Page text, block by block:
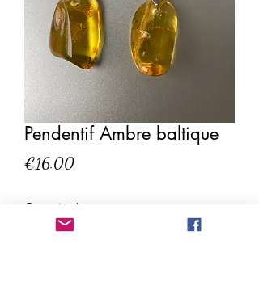
Pendentif Ambre baltique
€16.00Price
Quantity *